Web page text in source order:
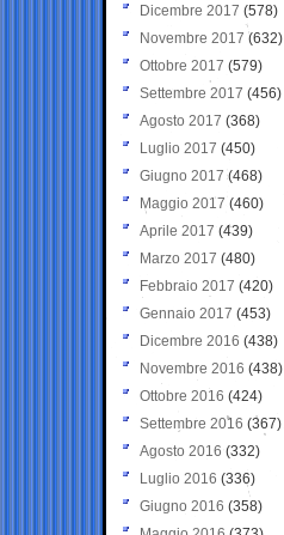
Dicembre 2017 (578)
Novembre 2017 (632)
Ottobre 2017 (579)
Settembre 2017 (456)
Agosto 2017 (368)
Luglio 2017 (450)
Giugno 2017 (468)
Maggio 2017 (460)
Aprile 2017 (439)
Marzo 2017 (480)
Febbraio 2017 (420)
Gennaio 2017 (453)
Dicembre 2016 (438)
Novembre 2016 (438)
Ottobre 2016 (424)
Settembre 2016 (367)
Agosto 2016 (332)
Luglio 2016 (336)
Giugno 2016 (358)